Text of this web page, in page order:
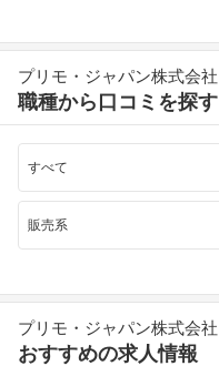
プリモ・ジャパン株式会社
職種から口コミを探す
すべて
販売系
プリモ・ジャパン株式会社
おすすめの求人情報